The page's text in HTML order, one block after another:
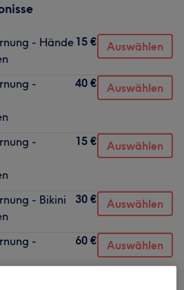
- Hände 15 € Auswählen
-
40 € Auswählen
-
15 € Auswählen
- Bikini
30 € Auswählen
-
60 € Auswählen